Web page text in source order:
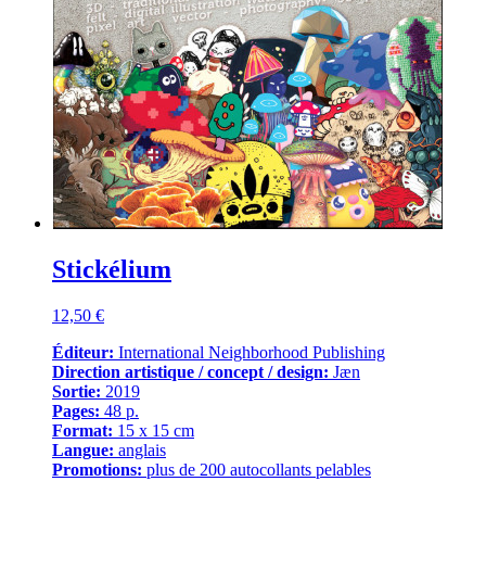
Stickélium
12,50 €
Éditeur: International Neighborhood Publishing
Direction artistique / concept / design: Jæn
Sortie: 2019
Pages: 48 p.
Format: 15 x 15 cm
Langue: anglais
Promotions: plus de 200 autocollants pelables